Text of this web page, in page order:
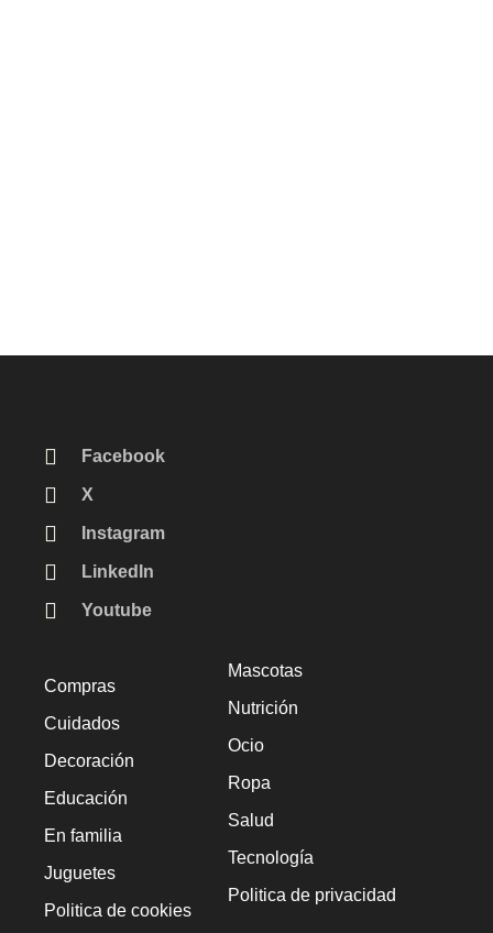
Facebook
X
Instagram
LinkedIn
Youtube
Compras
Cuidados
Decoración
Educación
En familia
Juguetes
Politica de cookies
Mascotas
Nutrición
Ocio
Ropa
Salud
Tecnología
Politica de privacidad